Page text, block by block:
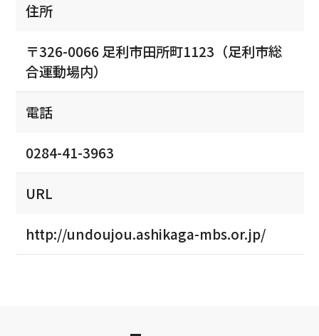
住所
〒326-0066 足利市田所町1123（足利市総
合運動場内）
電話
0284-41-3963
URL
http://undoujou.ashikaga-mbs.or.jp/